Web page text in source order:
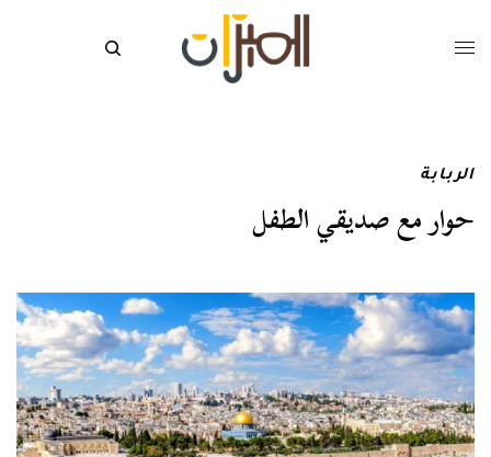
الربابة
حوار مع صديقي الطفل